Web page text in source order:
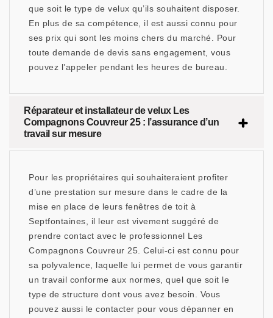
que soit le type de velux qu’ils souhaitent disposer.
En plus de sa compétence, il est aussi connu pour
ses prix qui sont les moins chers du marché. Pour
toute demande de devis sans engagement, vous
pouvez l’appeler pendant les heures de bureau.
Réparateur et installateur de velux Les
Compagnons Couvreur 25 : l’assurance d’un
travail sur mesure
Pour les propriétaires qui souhaiteraient profiter
d’une prestation sur mesure dans le cadre de la
mise en place de leurs fenêtres de toit à
Septfontaines, il leur est vivement suggéré de
prendre contact avec le professionnel Les
Compagnons Couvreur 25. Celui-ci est connu pour
sa polyvalence, laquelle lui permet de vous garantir
un travail conforme aux normes, quel que soit le
type de structure dont vous avez besoin. Vous
pouvez aussi le contacter pour vous dépanner en